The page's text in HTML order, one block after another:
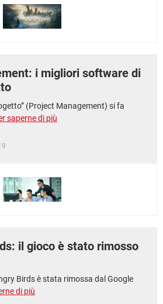
i migliori software di
(Project Management) si fa
saperne di più
il gioco è stato rimosso
Birds è stata rimossa dal Google
di più